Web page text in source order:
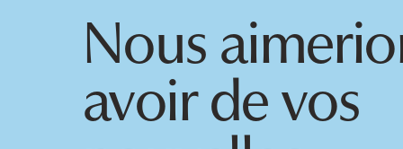
Nous
avoir de vos